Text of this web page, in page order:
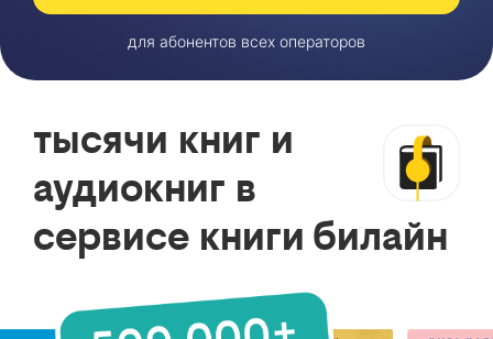
для абонентов всех операторов
тысячи книг и
аудиокниг в
сервисе книги билайн